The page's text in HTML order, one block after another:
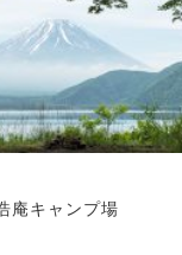
庵キャンプ場